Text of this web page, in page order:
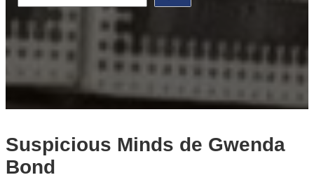
c
h
r
c
r
Suspicious Minds de Gwenda
Bond